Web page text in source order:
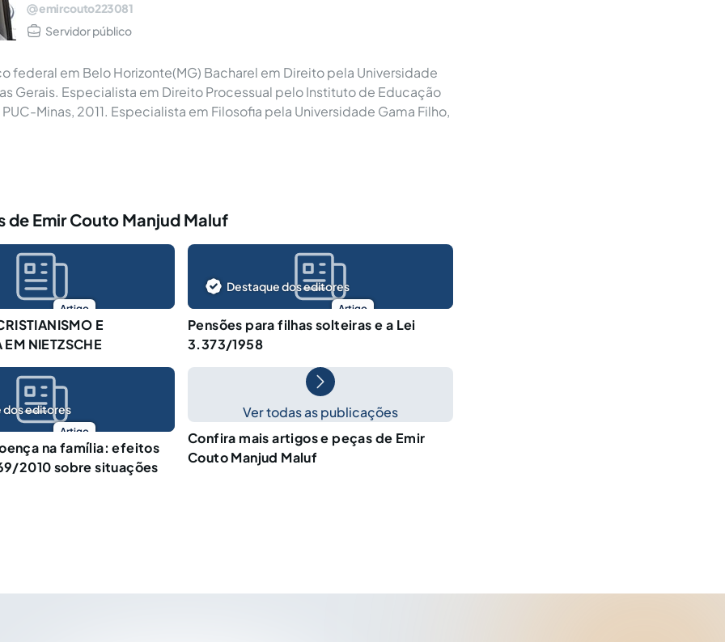
emircouto223081
Servidor público
federal em Belo Horizonte(MG) Bacharel em Direito pela Universidade
Gerais. Especialista em Direito Processual pelo Instituto de Educação
Minas, 2011. Especialista em Filosofia pela Universidade Gama Filho,
de Emir Couto Manjud Maluf
Artigo
E
NIETZSCHE
Artigo
Destaque dos editores
Pensões para filhas solteiras e a Lei
3.373/1958
Artigo
dos editores
na família: efeitos
2010 sobre situações
Ver todas as publicações
Confira mais artigos e peças de Emir
Couto Manjud Maluf